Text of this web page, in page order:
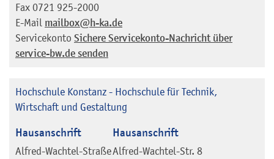
Fax 0721 925-2000
E-Mail mailbox@h-ka.de
Servicekonto Sichere Servicekonto-Nachricht über
service-bw.de senden
Hochschule Konstanz - Hochschule für Technik,
Wirtschaft und Gestaltung
Hausanschrift
Alfred-Wachtel-Straße
Hausanschrift
Alfred-Wachtel-Str. 8